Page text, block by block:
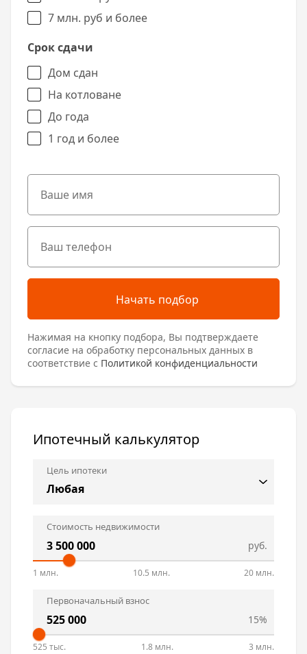
7 млн. руб и более
Срок сдачи
Дом сдан
На котловане
До года
1 год и более
Начать подбор
Нажимая на кнопку подбора, Вы подтверждаете
согласие на обработку персональных данных в
соответствие с Политикой конфиденциальности
Ипотечный калькулятор
Цель ипотеки
Стоимость недвижимости
руб.
1 млн. 10.5 млн. 20 млн.
Первоначальный взнос
15%
525 тыс. 1.8 млн. 3 млн.